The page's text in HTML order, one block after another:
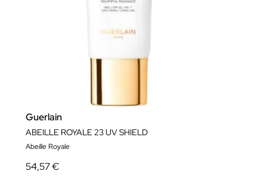
Guerlain
ABEILLE ROYALE 23 UV SHIELD
Abeille Royale
54,57 €